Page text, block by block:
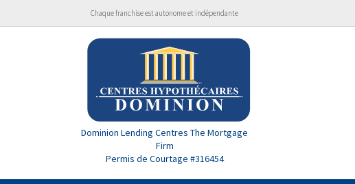
Chaque franchise est autonome et indépendante
Dominion Lending Centres The Mortgage
Firm
Permis de Courtage #316454